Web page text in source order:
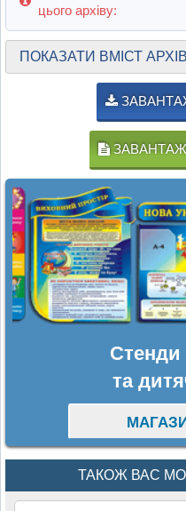
цього архіву:
ПОКАЗАТИ ВМІСТ
та
ТАКОЖ ВАС